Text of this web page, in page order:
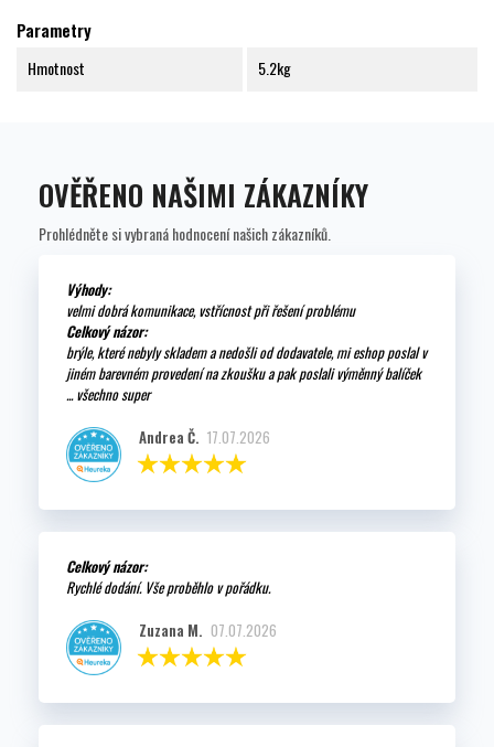
Parametry
Hmotnost 5.2kg
OVĚŘENO NAŠIMI ZÁKAZNÍKY
Prohlédněte si vybraná hodnocení našich zákazníků.
Výhody:
velmi dobrá komunikace, vstřícnost při řešení problému
Celkový názor:
brýle, které nebyly skladem a nedošli od dodavatele, mi eshop poslal v
jiném barevném provedení na zkoušku a pak poslali výměnný balíček
... všechno super
Andrea Č. 17.07.2026
Celkový názor:
Rychlé dodání. Vše proběhlo v pořádku.
Zuzana M. 07.07.2026